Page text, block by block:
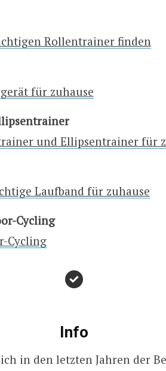
Rollentrainer finden
für zuhause
und Ellipsentrainer für
Laufband für zuhause
Cycling
Cycling
Info
in den letzten Jahren der